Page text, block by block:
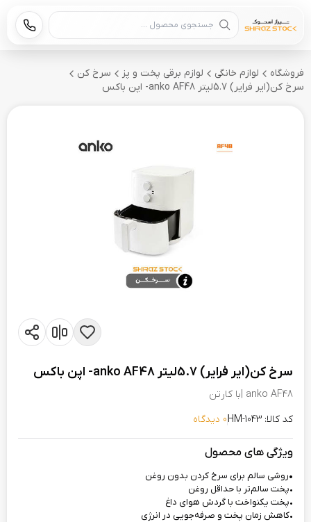
جستجوی محصول
فروشگاه لوازم خانگی لوازم برقی پخت و پز
سرخ کن
سرخ کن(ایر فرایر) 5.7لیتر anko AF48- اپن باکس
سرخ کن(ایر فرایر) 5.7لیتر anko AF48- اپن باکس
anko AF48 |با کارتن
کد کالا: HM-1043
0 دیدگاه
ویژگی های محصول
•روشی سالم برای سرخ کردن بدون روغن
•پخت سالم‌تر با حداقل روغن
•پخت یکنواخت با گردش هوای داغ
•کاهش زمان پخت و صرفه‌جویی در انرژی